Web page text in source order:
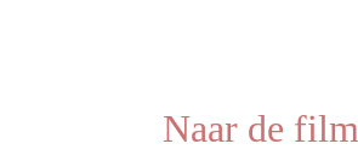
Naar de film